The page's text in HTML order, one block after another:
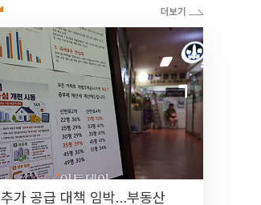
추가 공급 대책 임박…부동산